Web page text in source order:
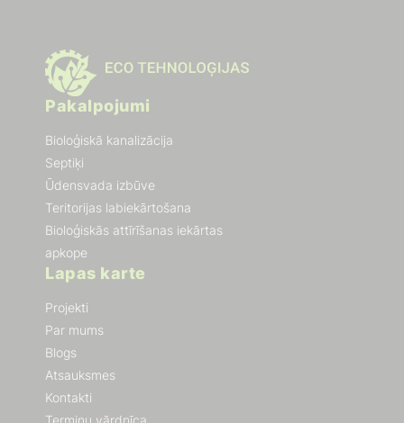
Pakalpojumi
Bioloģiskā kanalizācija
Septiķi
Ūdensvada izbūve
Teritorijas labiekārtošana
Bioloģiskās attīrīšanas iekārtas
apkope
Lapas karte
Projekti
Par mums
Blogs
Atsauksmes
Kontakti
Terminu vārdnīca